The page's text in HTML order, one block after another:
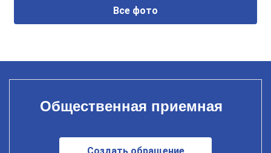
Все фото
Общественная приемная